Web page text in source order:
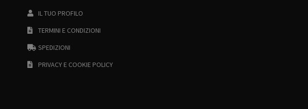
IL TUO PROFILO
TERMINI E CONDIZIONI
SPEDIZIONI
PRIVACY E COOKIE POLICY